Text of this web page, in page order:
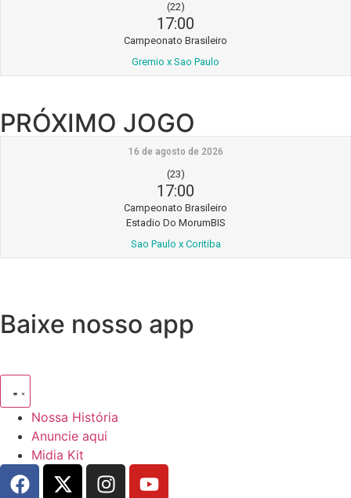
(22)
17:00
Campeonato Brasileiro
Gremio x Sao Paulo
PRÓXIMO JOGO
16 de agosto de 2026
(23)
17:00
Campeonato Brasileiro
Estadio Do MorumBIS
Sao Paulo x Coritiba
Baixe nosso app
Nossa História
Anuncie aqui
Midia Kit